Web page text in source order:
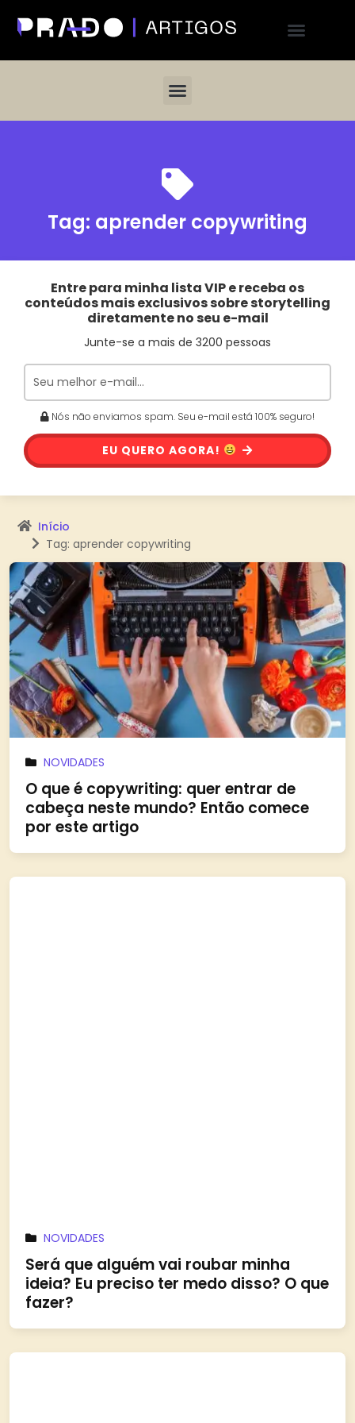
Tag: aprender copywriting
Entre para minha lista VIP e receba os
conteúdos mais exclusivos sobre storytelling
diretamente no seu e-mail
Junte-se a mais de 3200 pessoas
Nós não enviamos spam. Seu e-mail está 100% seguro!
EU QUERO AGORA!
Início
Tag: aprender copywriting
NOVIDADES
O que é copywriting: quer entrar de
cabeça neste mundo? Então comece
por este artigo
NOVIDADES
Será que alguém vai roubar minha
ideia? Eu preciso ter medo disso? O que
fazer?